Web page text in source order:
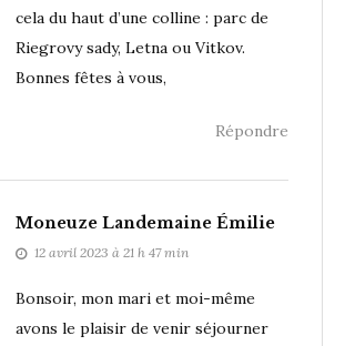
cela du haut d’une colline : parc de
Riegrovy sady, Letna ou Vitkov.
Bonnes fêtes à vous,
Répondre
Moneuze Landemaine Émilie
12 avril 2023 à 21 h 47 min
Bonsoir, mon mari et moi-même
avons le plaisir de venir séjourner